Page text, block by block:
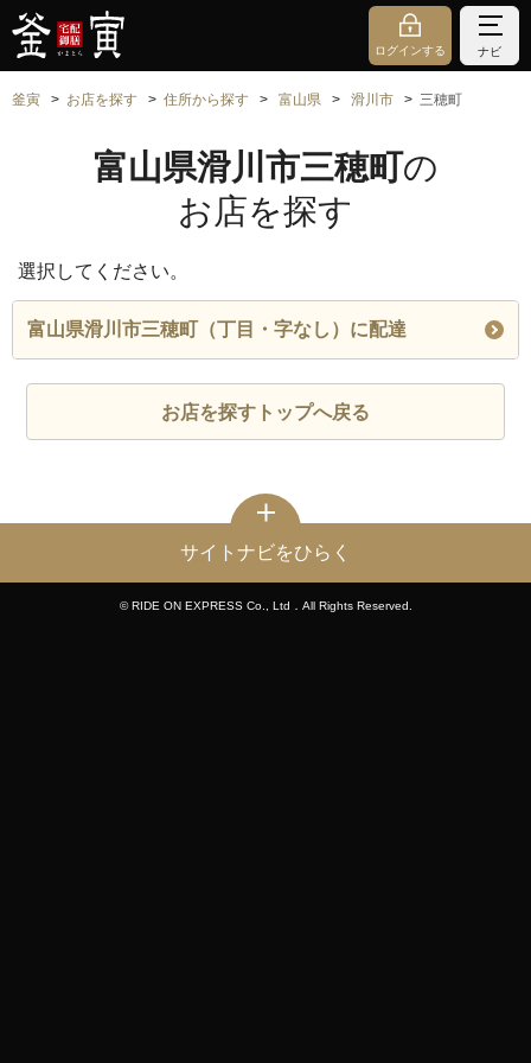
ログインする ナビ
釜寅 お店を探す 住所から探す 富山県 滑川市 三穂町
富山県滑川市三穂町の
お店を探す
選択してください。
富山県滑川市三穂町（丁目・字なし）に配達
お店を探すトップへ戻る
サイトナビをひらく
© RIDE ON EXPRESS Co., Ltd．All Rights Reserved.